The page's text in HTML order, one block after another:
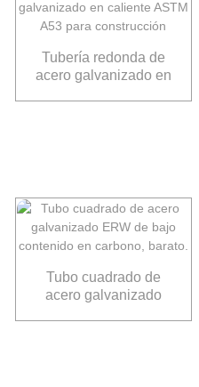
Tubería redonda de
acero galvanizado en
Tubo cuadrado de
acero galvanizado